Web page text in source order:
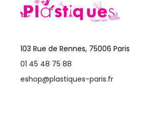
103 Rue de Rennes, 75006 Paris
01 45 48 75 88
eshop@plastiques-paris.fr